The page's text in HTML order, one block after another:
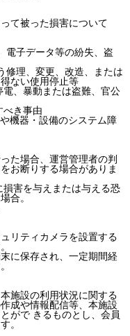
て被った損害について
電子データ等の紛失、盗
修理、変更、改造、または
ない使用停止等
、暴動または盗難、官公
べき事由
機器・設備のシステム障
た場合、運営管理者の判
お断りする場合がありま
害を与えまたは与える恐
合。
リティカメラを設置する
に保存され、一定期間経
施設の利用状況に関する
成や情報配信等、本施設
がで きるものとし、会員
。